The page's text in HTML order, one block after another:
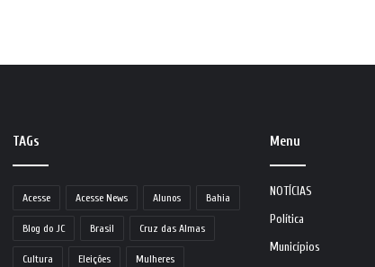
TAGs
Acesse Acesse News Alunos Bahia
Blog do JC Brasil Cruz das Almas
Cultura Eleições Mulheres
Menu
NOTÍCIAS
Política
Municípios